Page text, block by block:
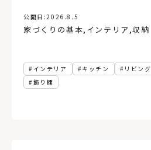
公開日:2026.8.5
家づくりの基本, インテリア ,収納
インテリア キッチン リビング
飾り棚